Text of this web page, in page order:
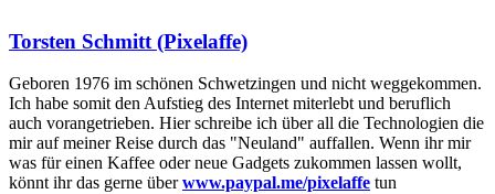
Torsten Schmitt (Pixelaffe)
Geboren 1976 im schönen Schwetzingen und nicht weggekommen.
Ich habe somit den Aufstieg des Internet miterlebt und beruflich
auch vorangetrieben. Hier schreibe ich über all die Technologien die
mir auf meiner Reise durch das "Neuland" auffallen. Wenn ihr mir
was für einen Kaffee oder neue Gadgets zukommen lassen wollt,
könnt ihr das gerne überwww.paypal.me/pixelaffe tun